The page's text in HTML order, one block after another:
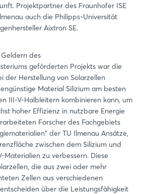
Projektpartner des Fraunhofer ISE
auch die Philipps-Universität
Aixtron SE.
des
geförderten Projekts war die
der Herstellung von Solarzellen
Material Silizium am besten
III-V-Halbleitern kombinieren kann, um
hoher Effizienz in nutzbare Energie
Forscher des Fachgebiets
der TU Ilmenau Ansätze,
zwischen dem Silizium und
Materialien zu verbessern. Diese
die aus zwei oder mehr
Zellen aus verschiedenen
über die Leistungsfähigkeit